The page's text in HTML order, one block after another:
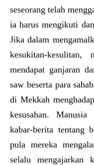
seseorang telah
ia harus mengikuti
Jika dalam
kesukitan-
mendapat ganjaran
saw beserta para
di Mekkah
kesusahan.
kabar-berita tentang
pula mereka
selalu mengajarkan